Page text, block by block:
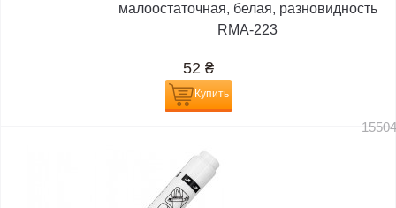
малоостаточная, белая, разновидность
RMA-223
52 ₴
Купить